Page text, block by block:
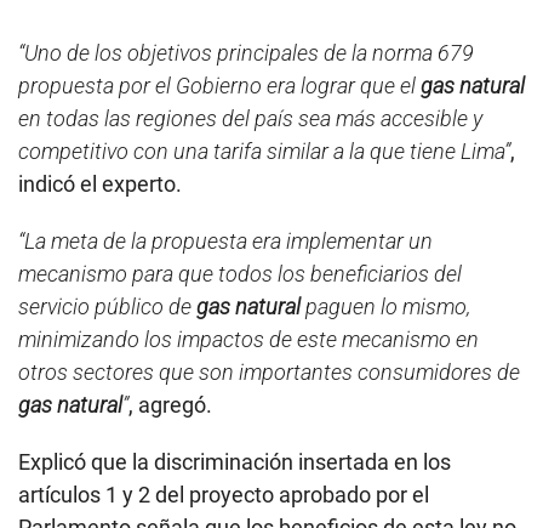
“Uno de los objetivos principales de la norma 679
propuesta por el Gobierno era lograr que elgas natural
en todas las regiones del país sea más accesible y
competitivo con una tarifa similar a la que tiene Lima”,
indicó el experto.
“La meta de la propuesta era implementar un
mecanismo para que todos los beneficiarios del
servicio público degas naturalpaguen lo mismo,
minimizando los impactos de este mecanismo en
otros sectores que son importantes consumidores de
gas natural”, agregó.
Explicó que la discriminación insertada en los
artículos 1 y 2 del proyecto aprobado por el